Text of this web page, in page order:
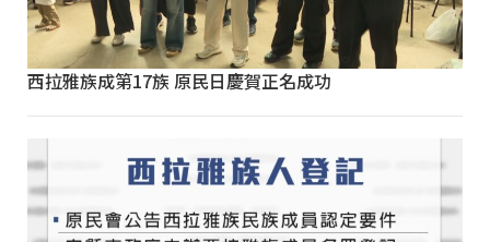
西拉雅族成第17族 原民日慶賀正名成功